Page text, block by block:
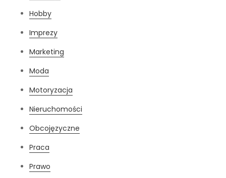
Hobby
Imprezy
Marketing
Moda
Motoryzacja
Nieruchomości
Obcojęzyczne
Praca
Prawo